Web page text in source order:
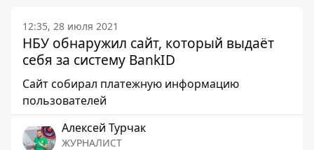
12:35, 28 июля 2021
НБУ обнаружил сайт, который выдаёт
себя за систему BankID
Сайт собирал платежную информацию
пользователей
Алексей Турчак
ЖУРНАЛИСТ